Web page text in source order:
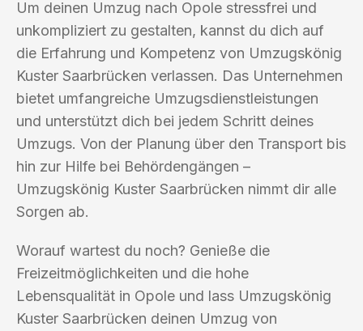
Um deinen Umzug nach Opole stressfrei und
unkompliziert zu gestalten, kannst du dich auf
die Erfahrung und Kompetenz von Umzugskönig
Kuster Saarbrücken verlassen. Das Unternehmen
bietet umfangreiche Umzugsdienstleistungen
und unterstützt dich bei jedem Schritt deines
Umzugs. Von der Planung über den Transport bis
hin zur Hilfe bei Behördengängen –
Umzugskönig Kuster Saarbrücken nimmt dir alle
Sorgen ab.
Worauf wartest du noch? Genieße die
Freizeitmöglichkeiten und die hohe
Lebensqualität in Opole und lass Umzugskönig
Kuster Saarbrücken deinen Umzug von